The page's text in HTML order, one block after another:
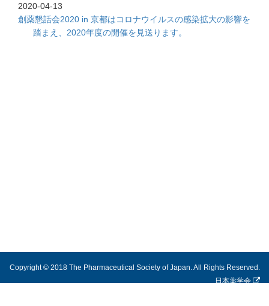
2020-04-13
創薬懇話会2020 in 京都はコロナウイルスの感染拡大の影響を
踏まえ、2020年度の開催を見送ります。
Copyright © 2018 The Pharmaceutical Society of Japan. All Rights Reserved.
日本薬学会